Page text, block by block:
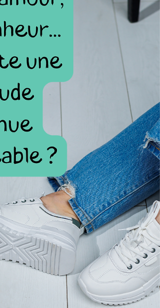
travail. Pas ses enfants. Pas sa famille. Le
problème est ailleurs. Je lui demande : 👉 «
Qu'est-ce qui vous fait le plus souffrir
aujourd'hui ? » Elle réfléchit. Longtemps.
répond : 👉 « Je ne me fais plus confiance. »
Et là... Je crois que nous touchons quelque
chose de beaucoup plus profond que toutes